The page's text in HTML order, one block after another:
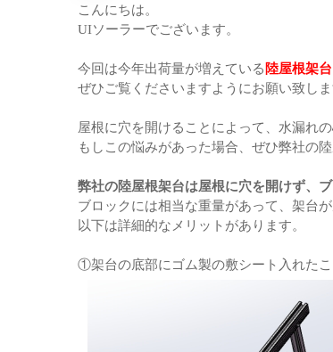
こんにちは。
UIソーラーでございます。
今回は今年出荷量が増えている 陸屋根架台
ぜひご覧くださいますようにお願い致しま
屋根に穴を開けることによって、水漏れ
もしこの悩みがあった場合、ぜひ弊社の
弊社の陸屋根架台は屋根に穴を開けず、
ブロックには相当な重量があって、架台
以下は詳細的なメリットがあります。
①架台の底部にゴム製の敷シート入れたこ